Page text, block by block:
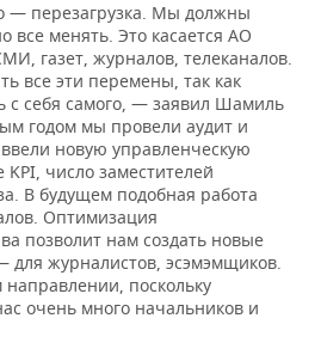
— перезагрузка. Мы должны
все менять. Это касается АО
газет, журналов, телеканалов.
все эти перемены, так как
с себя самого, — заявил Шамиль
годом мы провели аудит и
новую управленческую
число заместителей
В будущем подобная работа
Оптимизация
позволит нам создать новые
для журналистов, эсэмэмщиков.
поскольку
очень много начальников и